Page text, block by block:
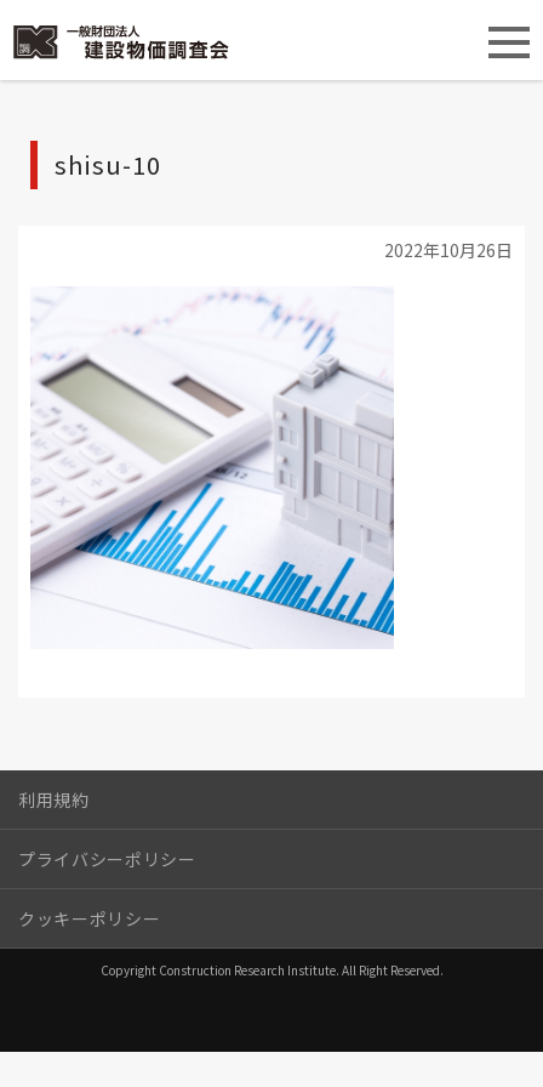
shisu-10
2022年10月26日
利用規約
プライバシーポリシー
クッキーポリシー
Copyright Construction Research Institute. All Right Reserved.